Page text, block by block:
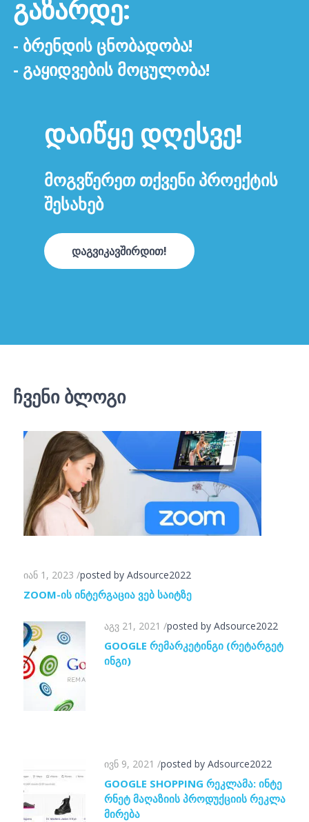
ᲒᲐᲖᲐᲠᲓᲔ:
- ᲑᲠᲔᲜᲓᲘᲡ ᲪᲜᲝᲑᲐᲓᲝᲑᲐ!
- ᲒᲐᲧᲘᲓᲕᲔᲑᲘᲡ ᲛᲝᲪᲣᲚᲝᲑᲐ!
ᲓᲐᲘᲬᲧᲔ ᲓᲦᲔᲡᲕᲔ!
ᲛᲝᲒᲕᲬᲔᲠᲔᲗ ᲗᲥᲕᲔᲜᲘ ᲞᲠᲝᲔᲥᲢᲘᲡ
ᲨᲔᲡᲐᲮᲔᲑ
დაგვიკავშირდით!
ᲩᲕᲔᲜᲘ ᲑᲚᲝᲒᲘ
იან 1, 2023 /posted by Adsource2022
ZOOM-ᲘᲡ ᲘᲜᲢᲔᲠᲒᲐᲪᲘᲐ ᲕᲔᲑ ᲡᲐᲘᲢᲖᲔ
აგვ 21, 2021 /posted by Adsource2022
GOOGLE ᲠᲔᲛᲐᲠᲙᲔᲢᲘᲜᲒᲘ (ᲠᲔᲢᲐᲠᲒᲔᲢ
ᲘᲜᲒᲘ)
ივნ 9, 2021 /posted by Adsource2022
GOOGLE SHOPPING ᲠᲔᲙᲚᲐᲛᲐ: ᲘᲜᲢᲔ
ᲠᲜᲔᲢ ᲛᲐᲦᲐᲖᲘᲘᲡ ᲞᲠᲝᲓᲣᲥᲪᲘᲘᲡ ᲠᲔᲙᲚᲐ
ᲛᲘᲠᲔᲑᲐ